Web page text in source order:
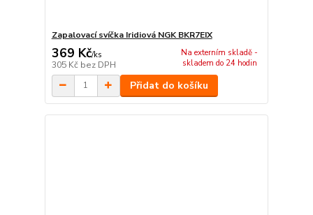
Zapalovací svíčka Iridiová NGK BKR7EIX
369 Kč/ks
305 Kč bez DPH
Na externím skladě -
skladem do 24 hodin
Přidat do košíku